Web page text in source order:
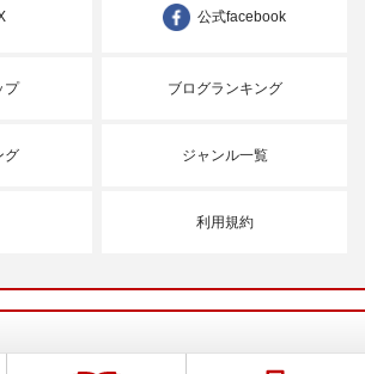
公式facebook
プ ブログランキング
グ ジャンル一覧
利用規約